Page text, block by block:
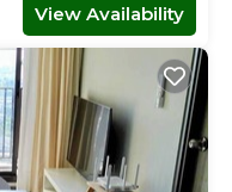
View Availability